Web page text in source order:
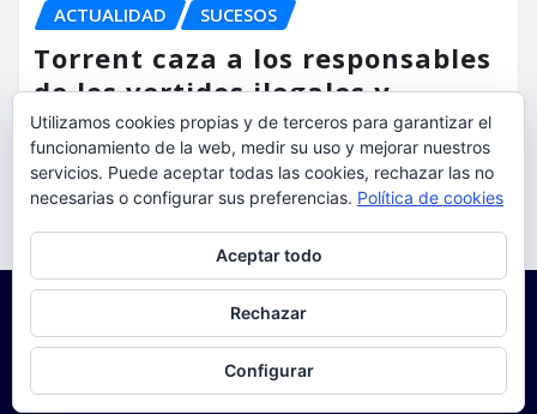
ACTUALIDAD SUCESOS
Torrent caza a los responsables
de los vertidos ilegales y
endurece las sanciones
torrent al dia Ago 7, 2026
Utilizamos cookies propias y de terceros para garantizar el
funcionamiento de la web, medir su uso y mejorar nuestros
servicios. Puede aceptar todas las cookies, rechazar las no
necesarias o configurar sus preferencias. Política de cookies
Aceptar todo
Rechazar
Configurar
Para obtener más información, incluido cómo gestionar las cookies,